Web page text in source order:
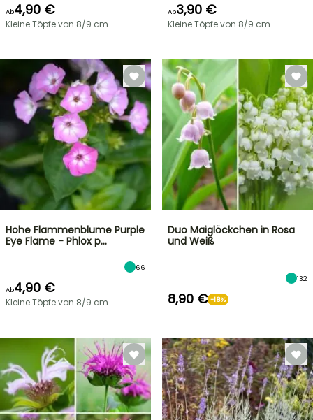
Ab4,90 €
Kleine Töpfe von 8/9 cm
Ab3,90 €
Kleine Töpfe von 8/9 cm
Hohe Flammenblume Purple
Eye Flame - Phlox p…
66
Ab4,90 €
Kleine Töpfe von 8/9 cm
Duo Maiglöckchen in Rosa
und Weiß
132
8,90 € -18%